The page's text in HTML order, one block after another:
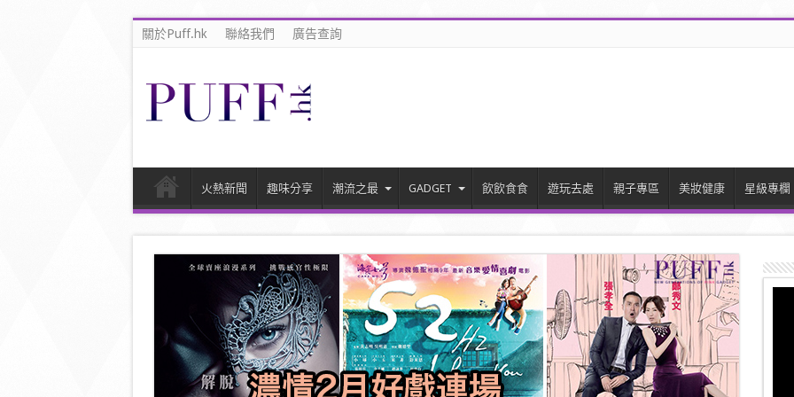
關於Puff.hk 聯絡我們 廣告查詢
火熱新聞 趣味分享 潮流之最 GADGET 飲飲食食 遊玩去處 親子專區 美妝健康 星級專欄